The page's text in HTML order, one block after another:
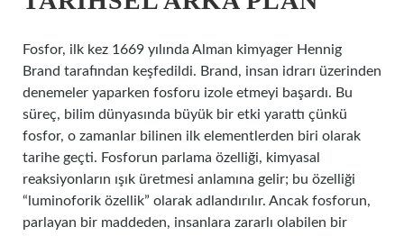
Fosfor, ilk kez 1669 yılında Alman kimyager Hennig
Brand tarafından keşfedildi. Brand, insan idrarı üzerinden
denemeler yaparken fosforu izole etmeyi başardı. Bu
süreç, bilim dünyasında büyük bir etki yarattı çünkü
fosfor, o zamanlar bilinen ilk elementlerden biri olarak
tarihe geçti. Fosforun parlama özelliği, kimyasal
reaksiyonların ışık üretmesi anlamına gelir; bu özelliği
“luminoforik özellik” olarak adlandırılır. Ancak fosforun,
parlayan bir maddeden, insanlara zararlı olabilen bir